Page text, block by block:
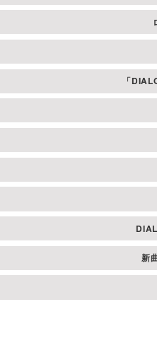
「
新